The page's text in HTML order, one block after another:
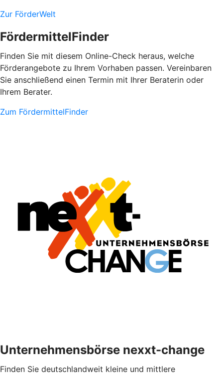
Zur FörderWelt
FördermittelFinder
Finden Sie mit diesem Online-Check heraus, welche
Förderangebote zu Ihrem Vorhaben passen. Vereinbaren
Sie anschließend einen Termin mit Ihrer Beraterin oder
Ihrem Berater.
Zum FördermittelFinder
Unternehmensbörse nexxt-change
Finden Sie deutschlandweit kleine und mittlere